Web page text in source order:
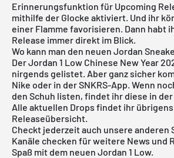
Erinnerungsfunktion für Upcoming
mithilfe der Glocke aktiviert. Und ihr
einer Flamme favorisieren. Dann habt
Release immer direkt im Blick.
Wo kann man den neuen Jordan
Der Jordan 1 Low Chinese New Year
nirgends gelistet. Aber ganz sicher
Nike oder in derSNKRS-App. Wenn
den Schuh listen, findet ihr diese in
Alle aktuellen Drops findet ihr
Releaseübersicht.
Checkt jederzeit auch unsere anderen
Kanäle checken für weitere News und
Spaß mit dem neuen Jordan 1 Low.